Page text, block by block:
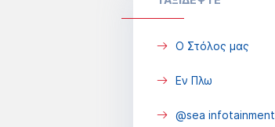
Ο Στόλος μας
Εν Πλω
@sea infotainment